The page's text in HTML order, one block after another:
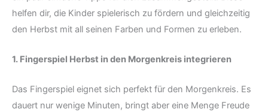
helfen dir, die Kinder spielerisch zu fördern und gleichzeitig
den Herbst mit all seinen Farben und Formen zu erleben.
1. Fingerspiel Herbst in den Morgenkreis integrieren
Das Fingerspiel eignet sich perfekt für den Morgenkreis. Es
dauert nur wenige Minuten, bringt aber eine Menge Freude